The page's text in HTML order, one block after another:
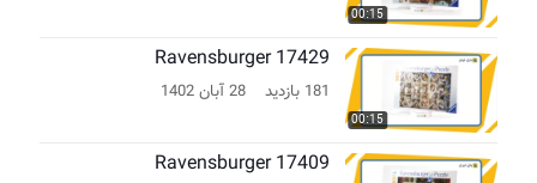
00:15
00:15
Ravensburger 17429
181 بازدید 28 آبان 1402
Ravensburger 17409